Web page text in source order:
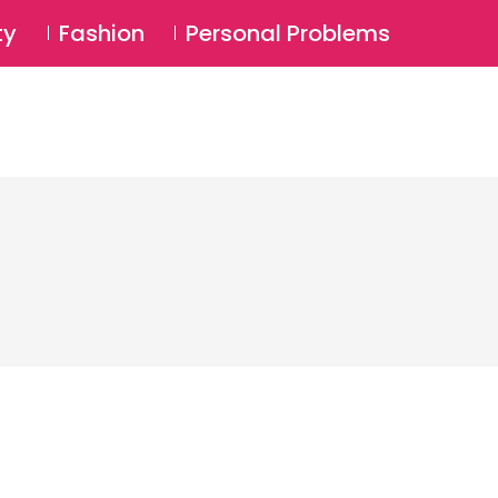
Login ⚲
Fashion Personal Problems